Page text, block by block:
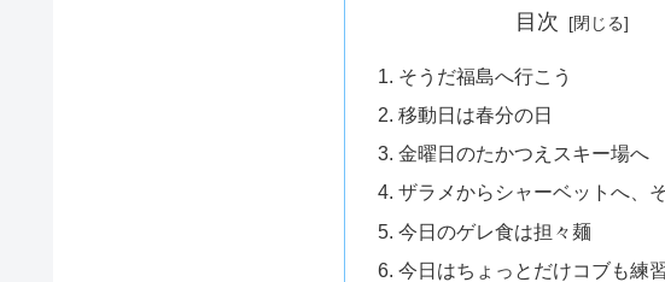
目次
そうだ福島へ行こう
移動日は春分の日
金曜日のたかつえスキー場へ
ザラメからシャーベットへ、
今日のゲレ食は担々麺
今日はちょっとだけコブも練